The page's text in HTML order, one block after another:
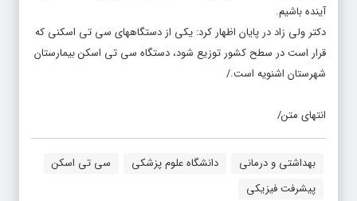
آینده باشیم.
دکتر ولی زاد در پایان اظهار کرد: یکی از دستگاههای سی تی اسکنی که
قرار است در سطح کشور توزیع شود، دستگاه سی تی اسکن بیمارستان
شهرستان اشنویه است./
انتهای متن/
بهداشتی و درمانی دانشگاه علوم پزشکی
سی تی اسکن
پیشرفت فیزیکی